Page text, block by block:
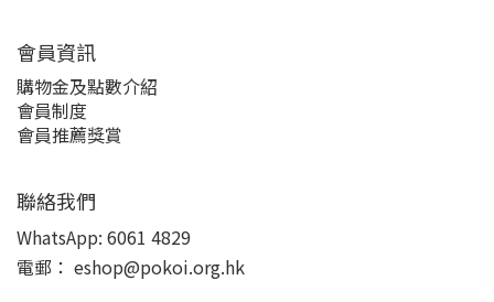
會員資訊
購物金及點數介紹
會員制度
會員推薦獎賞
聯絡我們
WhatsApp: 6061 4829
電郵： eshop@pokoi.org.hk